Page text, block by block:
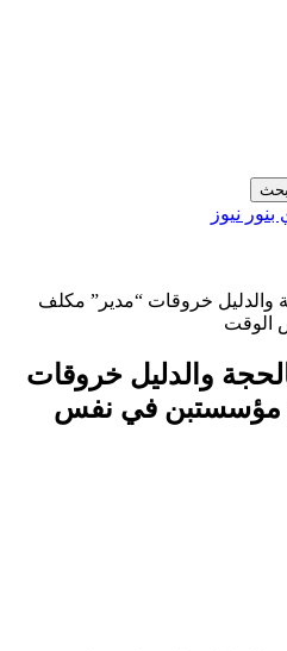
والدليل خروقات “مدير” مكلف
الوقت
والدليل خروقات
مؤسستبن في نفس